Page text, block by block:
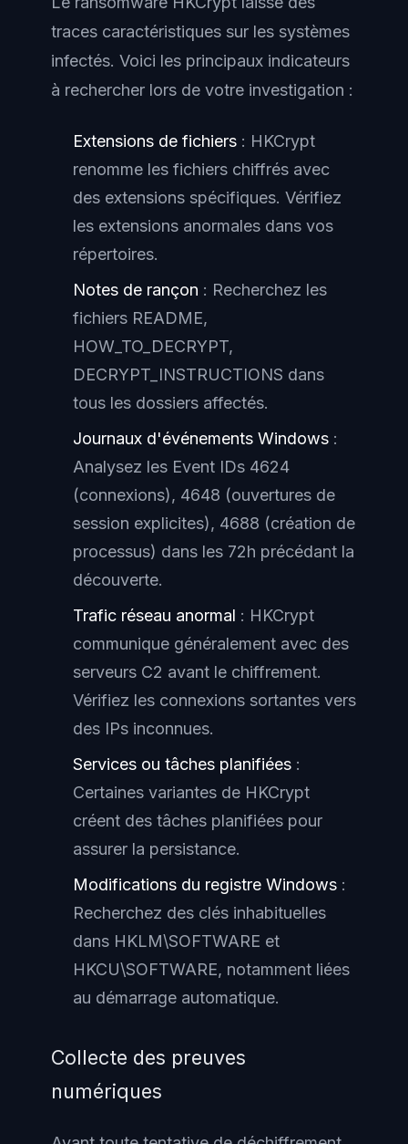
traces caractéristiques sur les systèmes
infectés. Voici les principaux indicateurs
à rechercher lors de votre investigation :
Extensions de fichiers : HKCrypt
renomme les fichiers chiffrés avec
des extensions spécifiques. Vérifiez
les extensions anormales dans vos
répertoires.
Notes de rançon : Recherchez les
fichiers README,
HOW_TO_DECRYPT,
DECRYPT_INSTRUCTIONS dans
tous les dossiers affectés.
Journaux d'événements Windows :
Analysez les Event IDs 4624
(connexions), 4648 (ouvertures de
session explicites), 4688 (création de
processus) dans les 72h précédant la
découverte.
Trafic réseau anormal : HKCrypt
communique généralement avec des
serveurs C2 avant le chiffrement.
Vérifiez les connexions sortantes vers
des IPs inconnues.
Services ou tâches planifiées :
Certaines variantes de HKCrypt
créent des tâches planifiées pour
assurer la persistance.
Modifications du registre Windows :
Recherchez des clés inhabituelles
dans HKLM\SOFTWARE et
HKCU\SOFTWARE, notamment liées
au démarrage automatique.
Collecte des preuves
numériques